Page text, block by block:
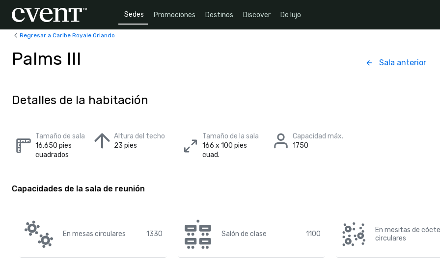
Sedes Promociones Destinos Discover De lujo
Regresar a Caribe Royale Orlando
Palms III Sala anterior
Detalles de la habitación
Tamaño de sala
16.650 pies
cuadrados
Altura del techo
23 pies
Tamaño de la sala
166 x 100 pies
cuad.
Capacidad máx.
1750
Capacidades de la sala de reunión
En mesas circulares 1330 Salón de clase 1100
En mesitas de cóctel
circulares